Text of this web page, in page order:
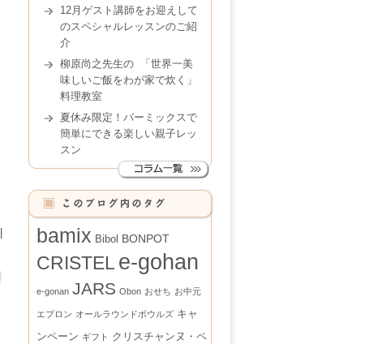
12月ゲスト講師をお迎えして
のスペシャルレッスンのご紹
介
柳原尚之先生の 「世界一美
味しいご飯をわが家で炊く」
料理教室
夏休み限定！バーミックスで
簡単にできる楽しい親子レッ
スン
bamix Bibol BONPOT
CRISTEL e-gohan
e-gonan JARS Obon おせち お中元
エプロン オールラウンドボウルズ キャ
ンペーン ギフト クリスチャンヌ・ペ